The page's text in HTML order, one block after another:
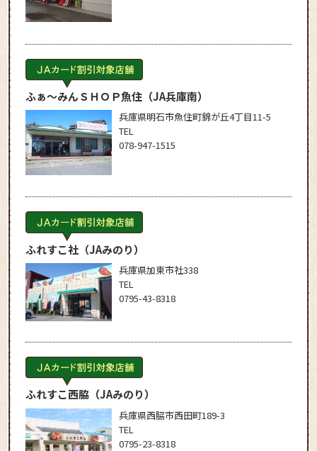
ふぁ～みんＳＨＯＰ魚住（JA兵庫南）
兵庫県明石市魚住町錦が丘4丁目11-5
TEL
078-947-1515
ふれすこ社（JAみのり）
兵庫県加東市社338
TEL
0795-43-8318
ふれすこ西脇（JAみのり）
兵庫県西脇市西田町189-3
TEL
0795-23-8318